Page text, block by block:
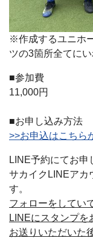
※作成するユニホ
ツの3箇所全てに
■参加費
11,000円
■お申し込み方法
>>お申込はこちら
LINE予約にてお申
サカイクLINEアカ
す。
フォローをしてい
LINEにスタンプを
お送りいただいた